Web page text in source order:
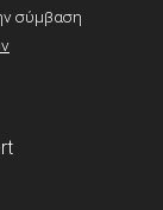
σύμβαση